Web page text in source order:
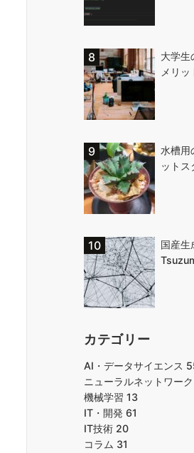
大学生
メリ
水槽用
ットス
国産生
カテゴリー
AI・データサイエンス
ニューラルネットワーク
機械学習 13
IT・開発 61
IT技術 20
コラム 31